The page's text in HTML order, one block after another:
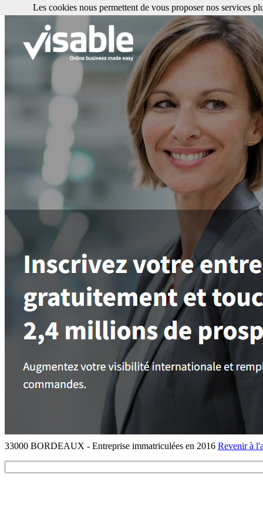
33000 BORDEAUX - Entreprise immatriculées en 2016 Revenir à
Les cookies nous permettent de vous proposer nos services